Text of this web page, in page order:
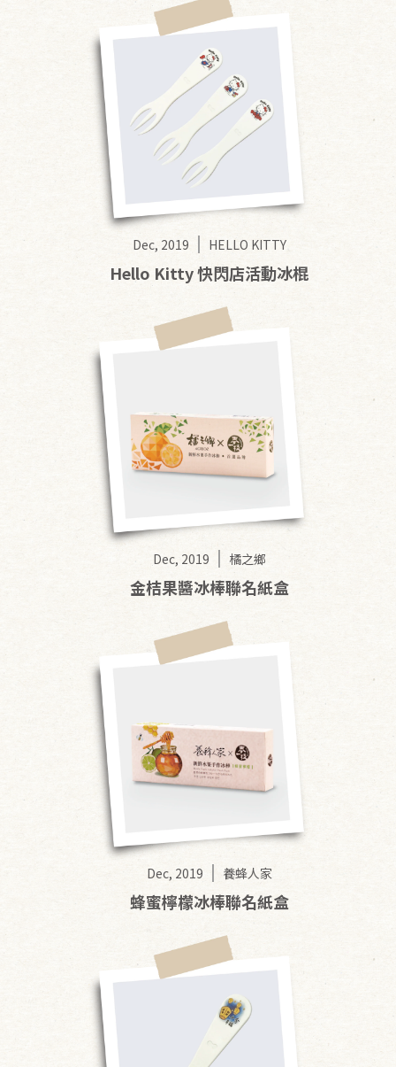
Dec, 2019 HELLO KITTY
Hello Kitty 快閃店活動冰棍
Dec, 2019 橘之鄉
金桔果醬冰棒聯名紙盒
Dec, 2019 養蜂人家
蜂蜜檸檬冰棒聯名紙盒